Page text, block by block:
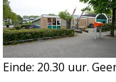
Einde: 20.30 uur.